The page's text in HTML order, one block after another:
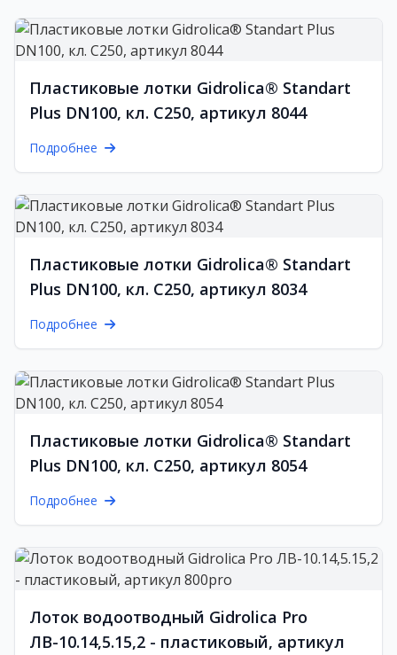
Пластиковые лотки Gidrolica® Standart
Plus DN100, кл. C250, артикул 8044
Подробнее
Пластиковые лотки Gidrolica® Standart
Plus DN100, кл. C250, артикул 8034
Подробнее
Пластиковые лотки Gidrolica® Standart
Plus DN100, кл. C250, артикул 8054
Подробнее
Лоток водоотводный Gidrolica Pro
ЛВ-10.14,5.15,2 - пластиковый, артикул